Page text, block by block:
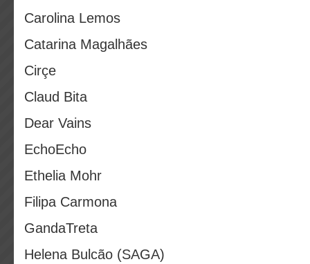
Carolina Lemos
Catarina Magalhães
Cirçe
Claud Bita
Dear Vains
EchoEcho
Ethelia Mohr
Filipa Carmona
GandaTreta
Helena Bulcão (SAGA)